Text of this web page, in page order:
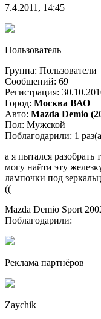
7.4.2011, 14:45
Пользователь
Группа: Пользователи
Сообщений: 69
Регистрация:
Город: Москва ВАО
Авто: Mazda Demio
Пол: Мужской
Поблагодарили: 1
а я пытался
могу найти эту
лампочки под
((
Mazda Demio Sport
Поблагодарили:
Реклама партнёров
Zaychik